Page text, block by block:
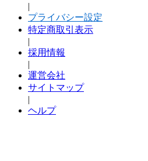
|
プライバシー設定
特定商取引表示
|
採用情報
|
運営会社
サイトマップ
|
ヘルプ